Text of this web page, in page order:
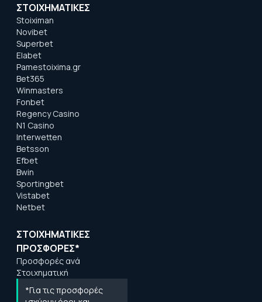
ΣΤΟΙΧΗΜΑΤΙΚΕΣ
Stoiximan
Novibet
Superbet
Elabet
Pamestoixima.gr
Bet365
Winmasters
Fonbet
Regency Casino
N1 Casino
Interwetten
Betsson
Efbet
Bwin
Sportingbet
Vistabet
Netbet
ΣΤΟΙΧΗΜΑΤΙΚΕΣ
ΠΡΟΣΦΟΡΕΣ*
Προσφορές ανά
Στοιχηματική
*Για τις προσφορές